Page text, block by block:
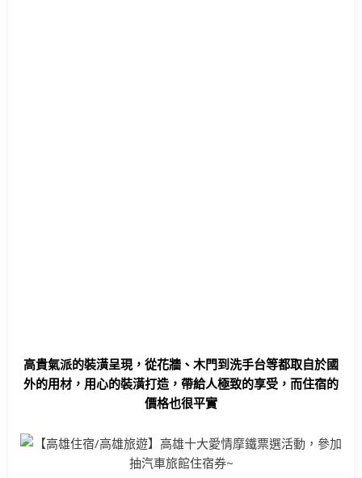
高貴氣派的裝潢呈現，從花牆、木門到洗手台等都取自於國
外的用材，用心的裝潢打造，帶給人極致的享受，而住宿的
價格也很平實